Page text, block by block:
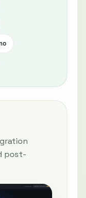
post-